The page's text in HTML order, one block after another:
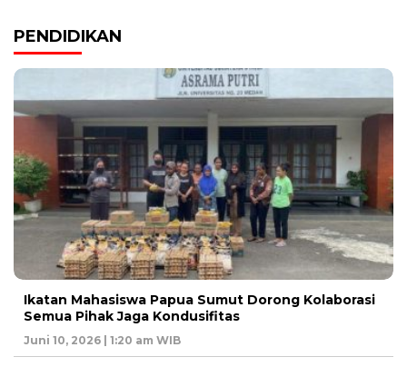
PENDIDIKAN
Ikatan Mahasiswa Papua Sumut Dorong Kolaborasi
Semua Pihak Jaga Kondusifitas
Juni 10, 2026 | 1:20 am WIB